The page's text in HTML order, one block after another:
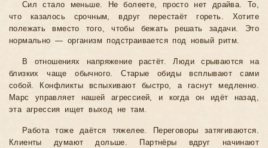
Сил стало меньше. Не болеете, просто нет драйва. То,
что казалось срочным, вдруг перестаёт гореть. Хотите
полежать вместо того, чтобы бежать решать задачи. Это
нормально — организм подстраивается под новый ритм.
В отношениях напряжение растёт. Люди срываются на
близких чаще обычного. Старые обиды всплывают сами
собой. Конфликты вспыхивают быстро, а гаснут медленно.
Марс управляет нашей агрессией, и когда он идёт назад,
эта агрессия ищет выход не там.
Работа тоже даётся тяжелее. Переговоры затягиваются.
Клиенты думают дольше. Партнёры вдруг начинают